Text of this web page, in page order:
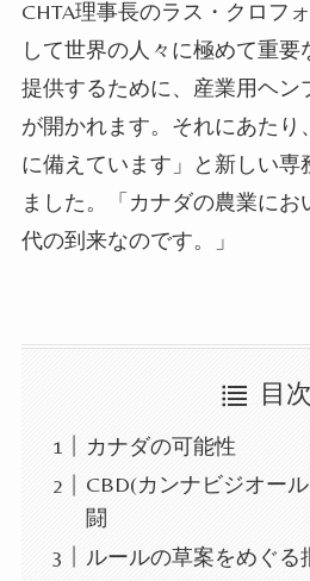
CHTA理事長のラス・クロフ
して世界の人々に極めて重要
提供するために、産業用ヘン
が開かれます。それにあたり、
に備えています」と新しい専
ました。
「カナダの農業に
代の到来なのです。」
目次
カナダの可能性
CBD(カンナビジオー
闘
ルールの草案をめぐる